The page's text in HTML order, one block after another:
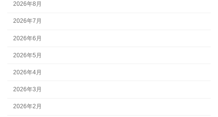
2026年8月
2026年7月
2026年6月
2026年5月
2026年4月
2026年3月
2026年2月